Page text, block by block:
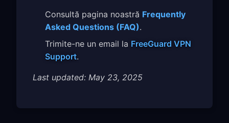
Consultă pagina noastră Frequently
Asked Questions (FAQ).
Trimite-ne un email la FreeGuard VPN
Support.
Last updated: May 23, 2025